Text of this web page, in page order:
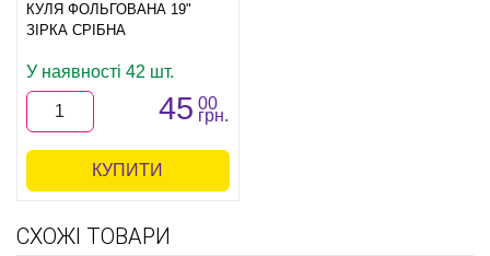
КУЛЯ ФОЛЬГОВАНА 19"
ЗІРКА СРІБНА
У наявності 42 шт.
45 00
грн.
КУПИТИ
СХОЖІ ТОВАРИ